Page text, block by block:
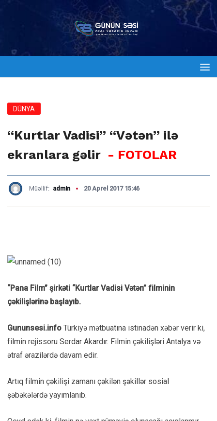
DÜNYA
“Kurtlar Vadisi” “Vətən” ilə
ekranlara gəlir - FOTOLAR
Müəllif: admin 20 Aprel 2017 15:46
“Pana Film” şirkəti “Kurtlar Vadisi Vətən” filminin
çəkilişlərinə başlayıb.
Gununsesi.info Türkiyə mətbuatına istinadən xəbər verir ki,
filmin rejissoru Serdar Akardır. Filmin çəkilişləri Antalya və
ətraf ərazilərdə davam edir.
Artıq filmin çəkilişi zamanı çəkilən şəkillər sosial
şəbəkələrdə yayımlanıb.